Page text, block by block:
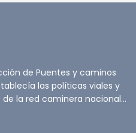
de Puentes y caminos
las políticas viales y
la red caminera nacional...